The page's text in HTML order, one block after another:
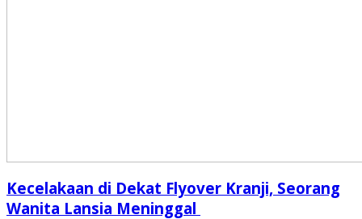
Kecelakaan di Dekat Flyover Kranji, Seorang
Wanita Lansia Meninggal